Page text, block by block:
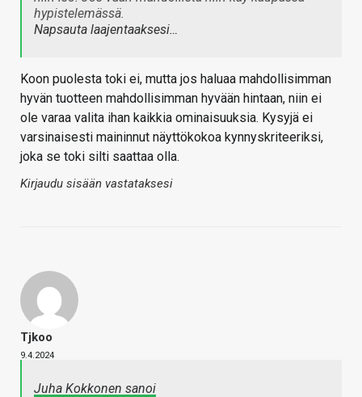
hypistelemässä.
Napsauta laajentaaksesi…
Koon puolesta toki ei, mutta jos haluaa mahdollisimman
hyvän tuotteen mahdollisimman hyvään hintaan, niin ei
ole varaa valita ihan kaikkia ominaisuuksia. Kysyjä ei
varsinaisesti maininnut näyttökokoa kynnyskriteeriksi,
joka se toki silti saattaa olla.
Kirjaudu sisään vastataksesi
Tjkoo
9.4.2024
Juha Kokkonen sanoi